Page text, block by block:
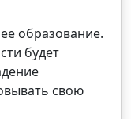
образование.
будет
свою